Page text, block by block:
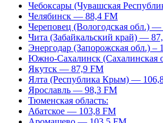
Чебоксары (Чувашская
Челябинск — 88,4 FM
Череповец (Вологодская обл.)
Чита (Забайкальский край) —
Энергодар (Запорожская обл.) –
Южно-Сахалинск (Сахалинская
Якутск — 87,9 FM
Ялта (Республика Крым) —
Ярославль — 98,3 FM
Тюменская область:
Абатское — 103,8 FM